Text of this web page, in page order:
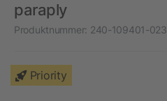
paraply
Produktnummer: 240-109401-023
Priority